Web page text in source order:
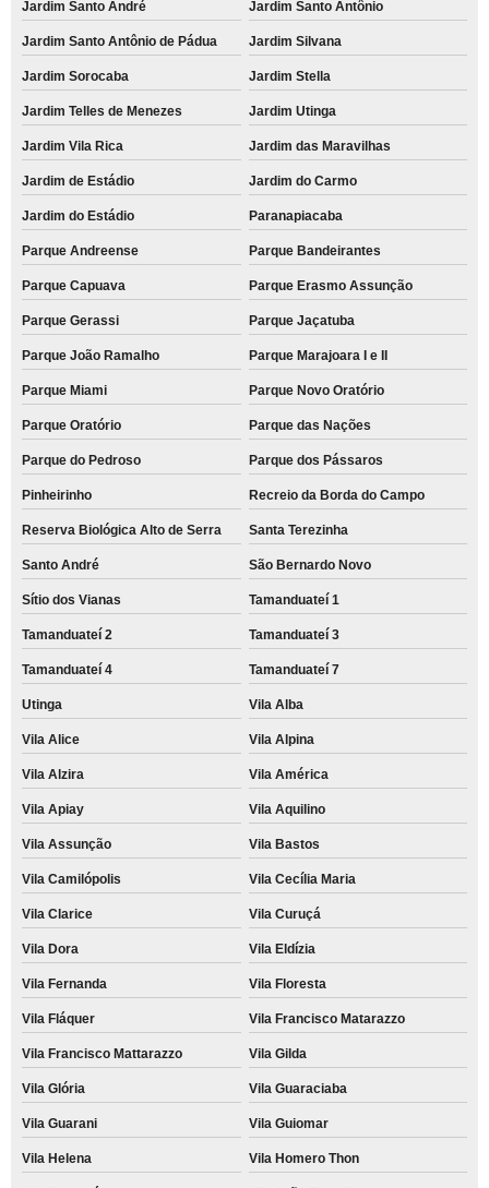
Jardim Santo André Jardim Santo Antônio
Jardim Santo Antônio de Pádua Jardim Silvana
Jardim Sorocaba Jardim Stella
Jardim Telles de Menezes Jardim Utinga
Jardim Vila Rica Jardim das Maravilhas
Jardim de Estádio Jardim do Carmo
Jardim do Estádio Paranapiacaba
Parque Andreense Parque Bandeirantes
Parque Capuava Parque Erasmo Assunção
Parque Gerassi Parque Jaçatuba
Parque João Ramalho Parque Marajoara I e II
Parque Miami Parque Novo Oratório
Parque Oratório Parque das Nações
Parque do Pedroso Parque dos Pássaros
Pinheirinho Recreio da Borda do Campo
Reserva Biológica Alto de Serra Santa Terezinha
Santo André São Bernardo Novo
Sítio dos Vianas Tamanduateí 1
Tamanduateí 2 Tamanduateí 3
Tamanduateí 4 Tamanduateí 7
Utinga Vila Alba
Vila Alice Vila Alpina
Vila Alzira Vila América
Vila Apiay Vila Aquilino
Vila Assunção Vila Bastos
Vila Camilópolis Vila Cecília Maria
Vila Clarice Vila Curuçá
Vila Dora Vila Eldízia
Vila Fernanda Vila Floresta
Vila Fláquer Vila Francisco Matarazzo
Vila Francisco Mattarazzo Vila Gilda
Vila Glória Vila Guaraciaba
Vila Guarani Vila Guiomar
Vila Helena Vila Homero Thon